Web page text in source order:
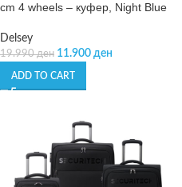
cm 4 wheels – куфер, Night Blue
Delsey
19.990ден 11.900 ден
ADD TO CART